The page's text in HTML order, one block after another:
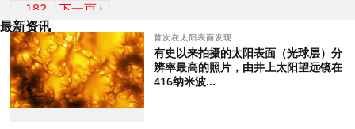
...182
下一页
最新资讯
首次在太阳表面发现
有史以来拍摄的太阳表面（光球层）分
辨率最高的照片，由井上太阳望远镜在
416纳米波...